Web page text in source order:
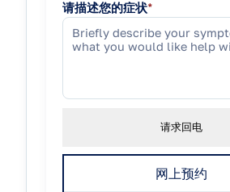
请描述您的症状*
请求回电
网上预约